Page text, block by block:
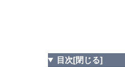
目次 [閉じる]